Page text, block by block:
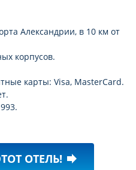
Александрии, в 10 км от
корпусов.
карты: Visa, MasterCard.
ОТЕЛЬ! forward